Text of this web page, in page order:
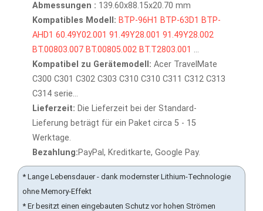
Abmessungen : 139.60x88.15x20.70 mm
Kompatibles Modell: BTP-96H1 BTP-63D1 BTP-
AHD1 60.49Y02.001 91.49Y28.001 91.49Y28.002
BT.00803.007 BT.00805.002 BT.T2803.001 ...
Kompatibel zu Gerätemodell: Acer TravelMate
C300 C301 C302 C303 C310 C310 C311 C312 C313
C314 serie...
Lieferzeit: Die Lieferzeit bei der Standard-
Lieferung beträgt für ein Paket circa 5 - 15
Werktage.
Bezahlung:PayPal, Kreditkarte, Google Pay.
* Lange Lebensdauer - dank modernster Lithium-Technologie
ohne Memory-Effekt
* Er besitzt einen eingebauten Schutz vor hohen Strömen